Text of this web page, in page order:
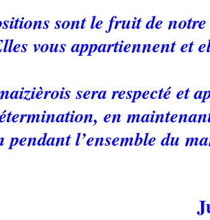
sont le fruit de
vous appartiennent et
sera respecté et
en
pendant l’ensemble du